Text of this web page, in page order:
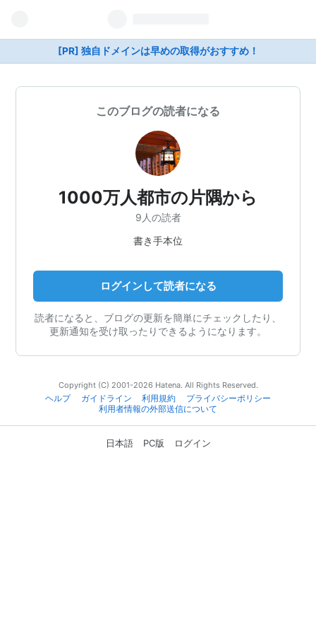
[PR] 独自ドメインは早めの取得がおすすめ！
このブログの読者になる
1000万人都市の片隅から
9人の読者
書き手本位
ログインして読者になる
読者になると、ブログの更新を簡単にチェックしたり、
更新通知を受け取ったりできるようになります。
Copyright (C) 2001-2026 Hatena. All Rights Reserved.
ヘルプ
ガイドライン 利用規約
プライバシーポリシー
利用者情報の外部送信について
日本語 PC版 ログイン